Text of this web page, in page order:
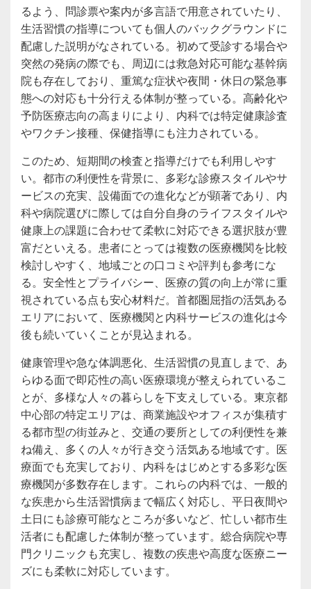
るよう、問診票や案内が多言語で用意されていたり、
生活習慣の指導についても個人のバックグラウンドに
配慮した説明がなされている。初めて受診する場合や
突然の発病の際でも、周辺には救急対応可能な基幹病
院も存在しており、重篤な症状や夜間・休日の緊急事
態への対応も十分行える体制が整っている。高齢化や
予防医療志向の高まりにより、内科では特定健康診査
やワクチン接種、保健指導にも注力されている。
このため、短期間の検査と指導だけでも利用しやす
い。都市の利便性を背景に、多彩な診療スタイルやサ
ービスの充実、設備面での進化などが顕著であり、内
科や病院選びに際しては自分自身のライフスタイルや
健康上の課題に合わせて柔軟に対応できる選択肢が豊
富だといえる。患者にとっては複数の医療機関を比較
検討しやすく、地域ごとの口コミや評判も参考にな
る。安全性とプライバシー、医療の質の向上が常に重
視されている点も安心材料だ。首都圏屈指の活気ある
エリアにおいて、医療機関と内科サービスの進化は今
後も続いていくことが見込まれる。
健康管理や急な体調悪化、生活習慣の見直しまで、あ
らゆる面で即応性の高い医療環境が整えられているこ
とが、多様な人々の暮らしを下支えしている。東京都
中心部の特定エリアは、商業施設やオフィスが集積す
る都市型の街並みと、交通の要所としての利便性を兼
ね備え、多くの人々が行き交う活気ある地域です。医
療面でも充実しており、内科をはじめとする多彩な医
療機関が多数存在します。これらの内科では、一般的
な疾患から生活習慣病まで幅広く対応し、平日夜間や
土日にも診療可能なところが多いなど、忙しい都市生
活者にも配慮した体制が整っています。総合病院や専
門クリニックも充実し、複数の疾患や高度な医療ニー
ズにも柔軟に対応しています。